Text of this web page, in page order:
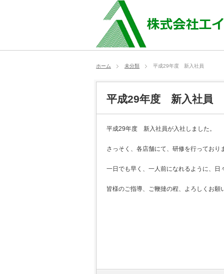
ホーム 未分類 平成29年度 新入社員
平成29年度 新入社員
平成29年度 新入社員が入社しました。
さっそく、各店舗にて、研修を行っており
一日でも早く、一人前になれるように、日
皆様のご指導、ご鞭撻の程、よろしくお願